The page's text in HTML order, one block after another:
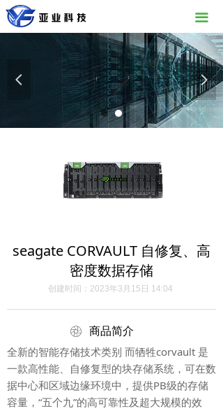
끀
넳 넲
seagate CORVAULT 自修复、高
密度数据存储
商品简介
创建时间： 2023年3月15日 14:04
全新的智能存储技术类别 而牺牲corvault 是
一款高性能、自修复型的块存储系统，可在数
据中心和区域边缘环境中，提供PB级的存储
容量，“五个九”的高可靠性及超大规模的效
ꁵ